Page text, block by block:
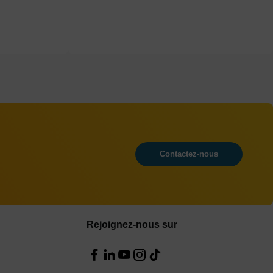
Contactez-nous
Rejoignez-nous sur